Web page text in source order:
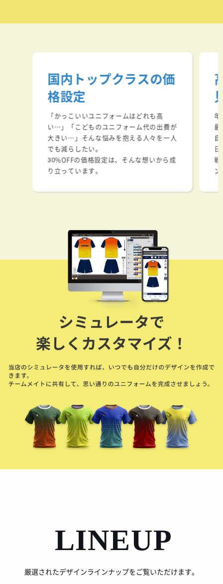
国内トップクラスの価
格設定
「かっこいいユニフォームはどれも高
い…」「こどものユニフォーム代の出費が
大きい…」そんな悩みを抱える人々を一人
でも減らしたい。
30%OFFの価格設定は、そんな想いから成
り立っています。
年
最
自
戦
ン
LINEUP
厳選されたデザインラインナップをご覧いただけます。